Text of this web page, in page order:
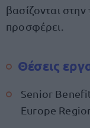
βασίζονται στην
προσφέρει.
Θέσεις
Senior
Europe